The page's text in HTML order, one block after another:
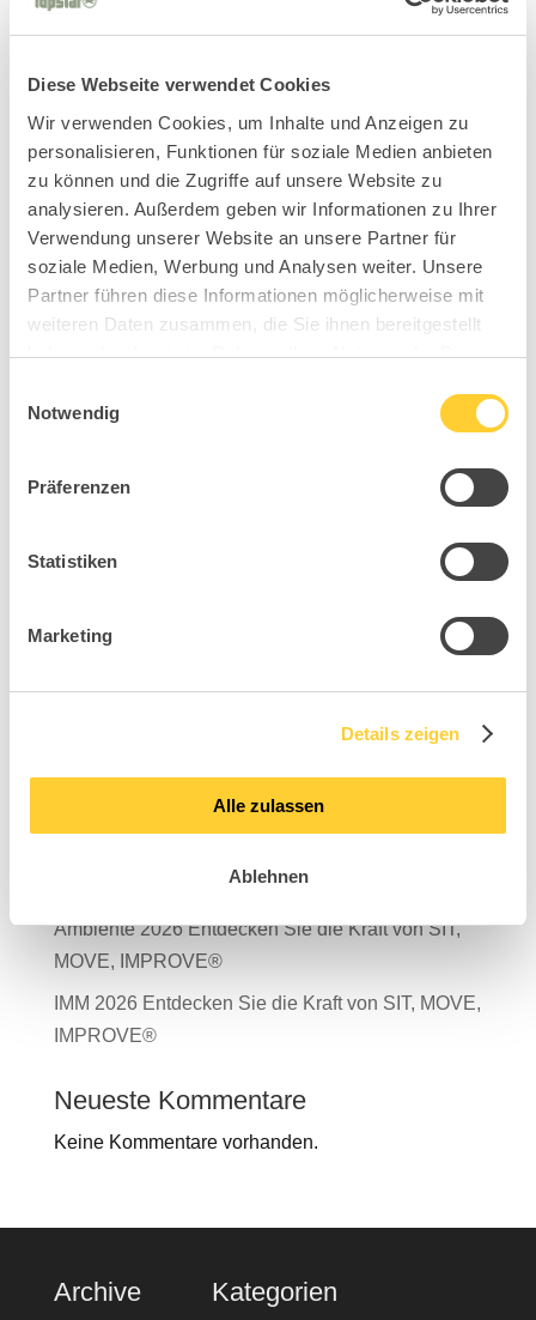
Diese Webseite verwendet Cookies
Wir verwenden Cookies, um Inhalte und Anzeigen zu
personalisieren, Funktionen für soziale Medien anbieten
zu können und die Zugriffe auf unsere Website zu
analysieren. Außerdem geben wir Informationen zu Ihrer
Verwendung unserer Website an unsere Partner für
soziale Medien, Werbung und Analysen weiter. Unsere
Partner führen diese Informationen möglicherweise mit
weiteren Daten zusammen, die Sie ihnen bereitgestellt
haben oder die sie im Rahmen Ihrer Nutzung der Dienste
Notwendig
Präferenzen
Statistiken
Marketing
Details zeigen
Alle zulassen
Ablehnen
Suchen
Nachhaltigkeitsbericht 2025 ist da!
TDR – Tag der Rückengesundheit 2026
Ambiente 2026 Entdecken Sie die Kraft von SIT,
MOVE, IMPROVE®
IMM 2026 Entdecken Sie die Kraft von SIT, MOVE,
IMPROVE®
Neueste Kommentare
Keine Kommentare vorhanden.
Archive Kategorien